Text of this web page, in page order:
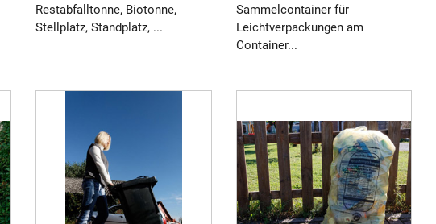
Restabfalltonne, Biotonne,
Stellplatz, Standplatz, ...
Sammelcontainer für
Leichtverpackungen am
Container...